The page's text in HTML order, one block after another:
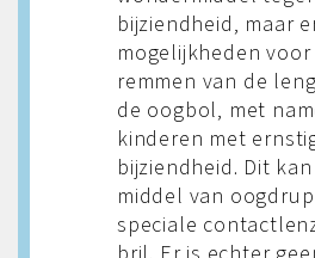
bijziendheid, maar
mogelijkheden
remmen van de
de oogbol, met
kinderen met
bijziendheid. Dit
middel van
speciale